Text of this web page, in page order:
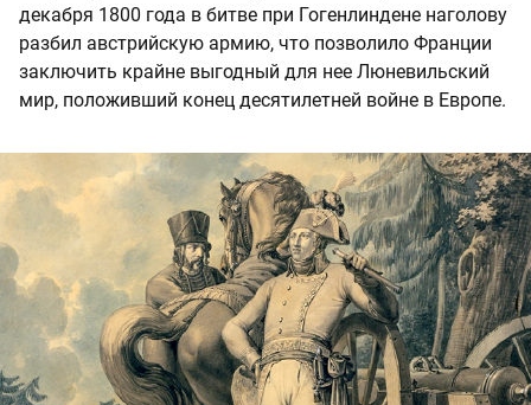
декабря 1800 года в битве при Гогенлиндене наголову
разбил австрийскую армию, что позволило Франции
заключить крайне выгодный для нее Люневильский
мир, положивший конец десятилетней войне в Европе.